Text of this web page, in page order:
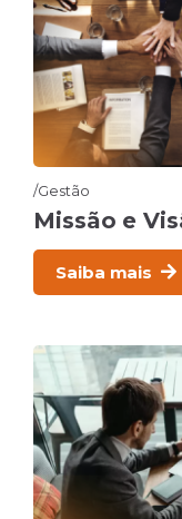
Gestão
Missão e
Saiba mais